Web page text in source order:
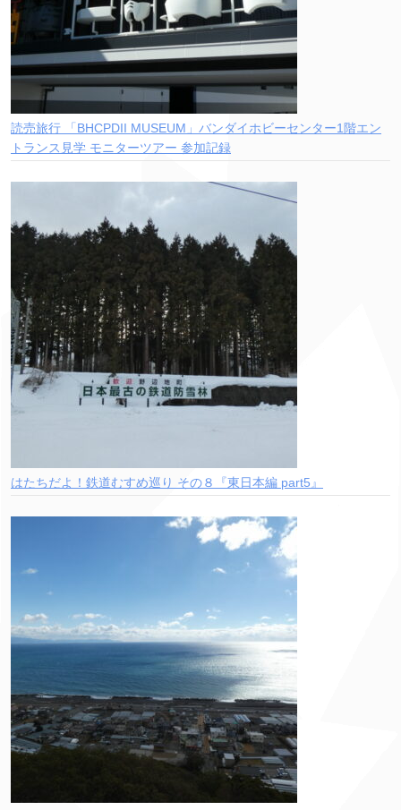
読売旅行 「BHCPDII MUSEUM」バンダイホビーセンター1階エン
トランス見学 モニターツアー 参加記録
はたちだよ！鉄道むすめ巡り その８『東日本編 part5』